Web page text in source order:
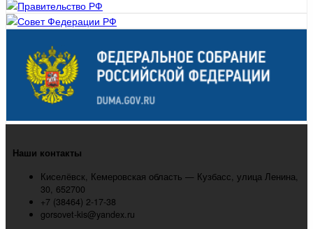
Наши контакты
Киселёвск, Кемеровская область — Кузбасс, улица Ленина,
30, 652700
+7 (38464) 2-17-38
gorsovet-kis@yandex.ru